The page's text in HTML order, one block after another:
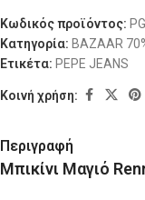
Κωδικός προϊόντος:
Κατηγορία: BAZAAR
Ετικέτα: PEPE JEANS
Κοινή χρήση:
Περιγραφή
Μπικίνι Μαγιό